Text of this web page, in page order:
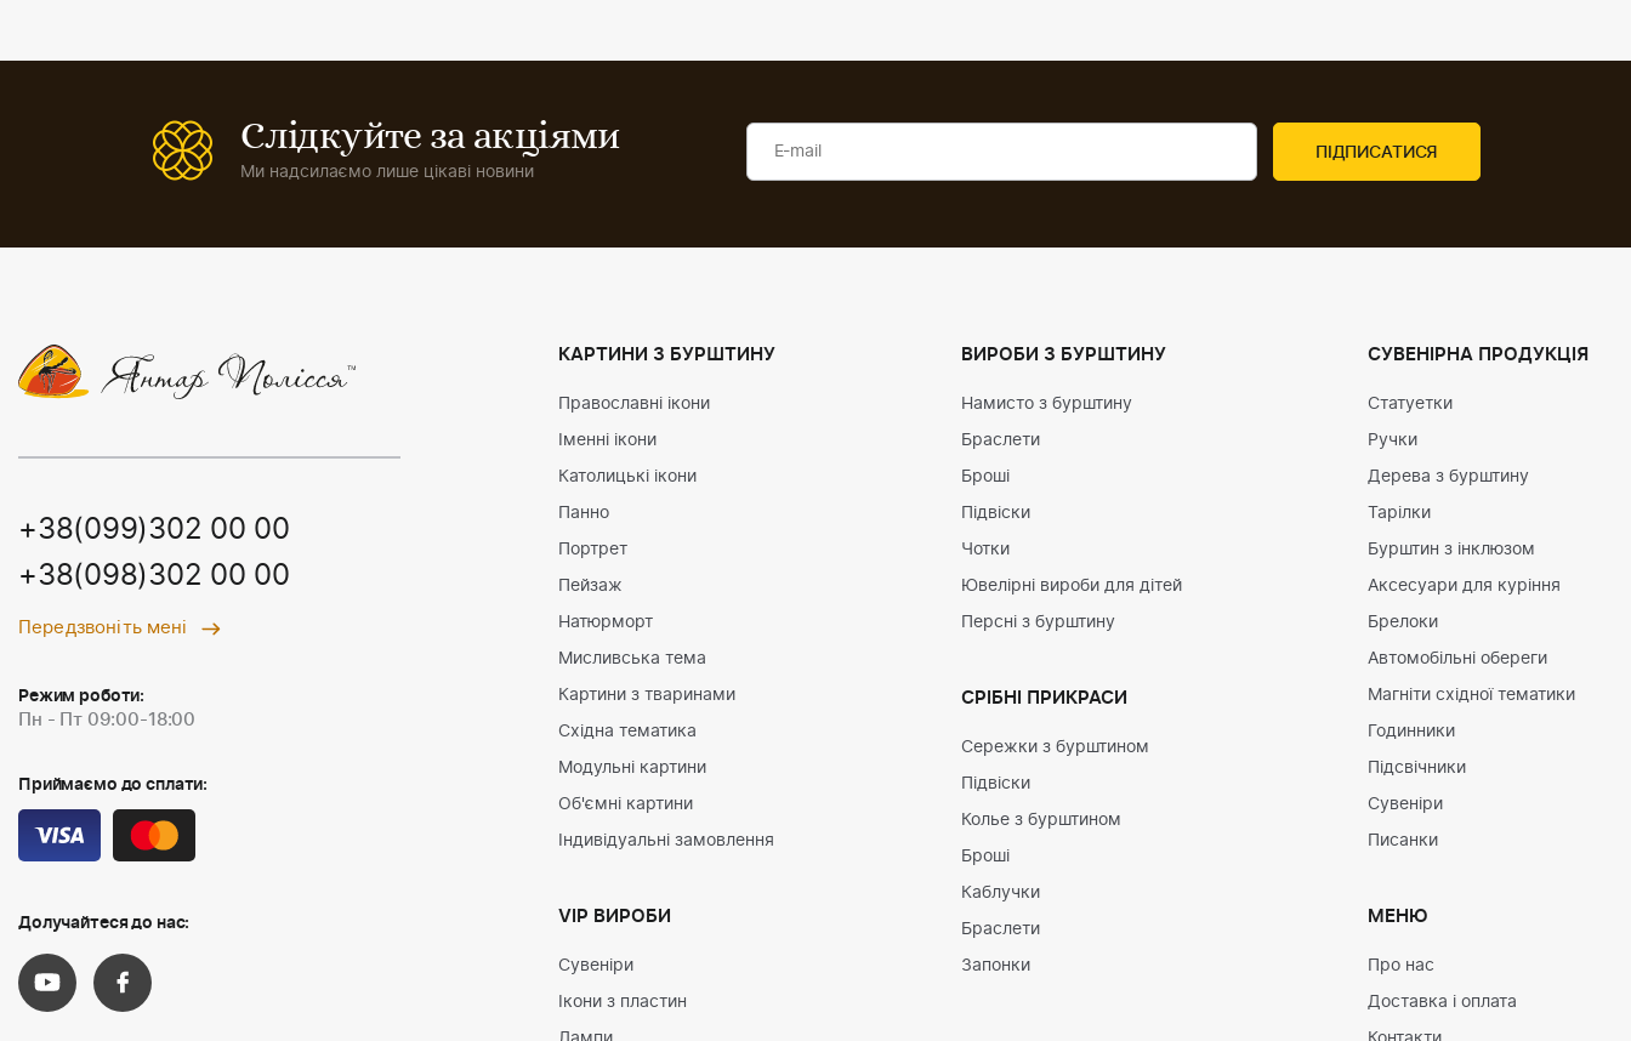
Слідкуйте за акціями
Ми надсилаємо лише цікаві новини
+38(099)302 00 00
+38(098)302 00 00
Передзвоніть мені
Режим роботи:
Пн - Пт 09:00-18:00
Приймаємо до сплати:
Долучайтеся до нас:
КАРТИНИ З БУРШТИНУ
Православні ікони
Іменні ікони
Католицькі ікони
Панно
Портрет
Пейзаж
Натюрморт
Мисливська тема
Картини з тваринами
Східна тематика
Модульні картини
Об'ємні картини
Індивідуальні замовлення
VIP ВИРОБИ
Сувеніри
Ікони з пластин
ВИРОБИ З БУРШТИНУ
Намисто з бурштину
Браслети
Броші
Підвіски
Чотки
Ювелірні вироби для дітей
Персні з бурштину
СРІБНІ ПРИКРАСИ
Сережки з бурштином
Підвіски
Колье з бурштином
Броші
Каблучки
Браслети
Запонки
СУВЕНІРНА ПРОДУКЦІЯ
Статуетки
Ручки
Дерева з бурштину
Тарілки
Бурштин з інклюзом
Аксесуари для куріння
Брелоки
Автомобільні обереги
Магніти східної тематики
Годинники
Підсвічники
Сувеніри
Писанки
МЕНЮ
Про нас
Доставка і оплата